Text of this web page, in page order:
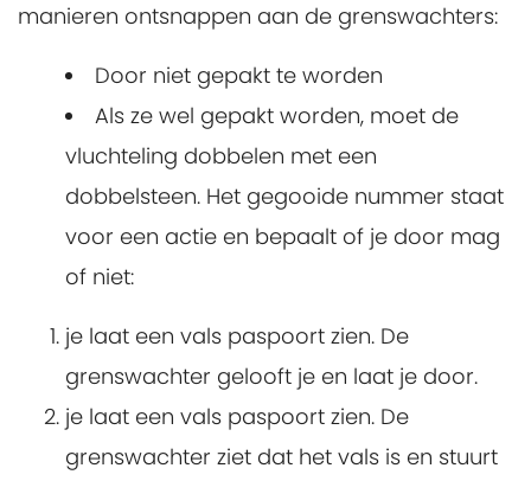
manieren ontsnappen aan de grenswachters:
Door niet gepakt te worden
Als ze wel gepakt worden, moet de
vluchteling dobbelen met een
dobbelsteen. Het gegooide nummer staat
voor een actie en bepaalt of je door mag
of niet:
je laat een vals paspoort zien. De
grenswachter gelooft je en laat je door.
je laat een vals paspoort zien. De
grenswachter ziet dat het vals is en stuurt